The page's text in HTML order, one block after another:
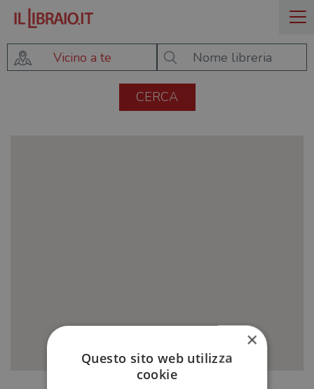
Vicino a te
×
Questo sito web utilizza
cookie